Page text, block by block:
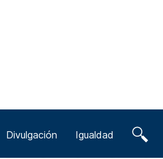
Divulgación Igualdad